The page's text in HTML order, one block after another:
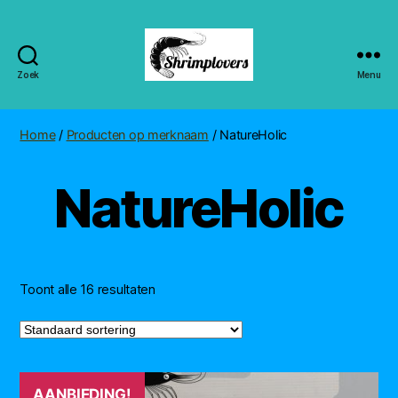
Zoek Menu
Home/ Producten op merknaam / NatureHolic
NatureHolic
Toont alle 16 resultaten
AANBIEDING!